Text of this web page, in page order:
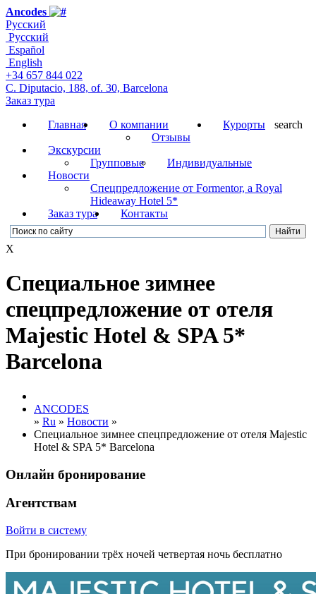
Ancodes
Русский
Русский
Español
English
+34 657 844 022
C. Diputacio, 188, of. 30, Barcelona
Заказ тура
Главная
О компании
Отзывы
Курорты
Экскурсии
Групповые
Индивидуальные
Новости
Cпецпредложение от Formentor, a Royal
Hideaway Hotel 5*
Заказ тура
Контакты
search
X
Специальное зимнее
спецпредложение от отеля
Majestic Hotel & SPA 5*
Barcelona
ANCODES
» Ru » Новости »
Специальное зимнее спецпредложение от отеля Majestic
Hotel & SPA 5* Barcelona
Онлайн бронирование
Агентствам
Войти в систему
При бронировании трёх ночей четвертая ночь бесплатно